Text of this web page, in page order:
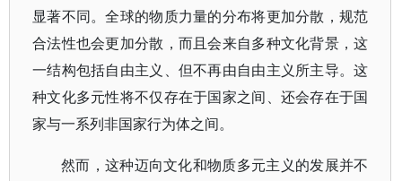
显著不同。全球的物质力量的分布将更加分散，规范
合法性也会更加分散，而且会来自多种文化背景，这
一结构包括自由主义、但不再由自由主义所主导。这
种文化多元性将不仅存在于国家之间、还会存在于国
家与一系列非国家行为体之间。
然而，这种迈向文化和物质多元主义的发展并不